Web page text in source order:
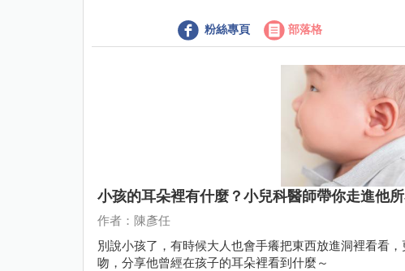
粉絲專頁 部落格
小孩的耳朵裡有什麼？小兒科醫師帶你走進他
作者：陳彥任
別說小孩了，有時候大人也會手癢把東西放進洞裡看看
吻，分享他曾經在孩子的耳朵裡看到什麼～